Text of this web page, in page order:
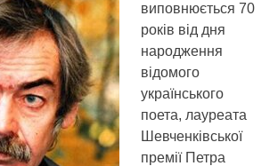
виповнюється 70
років від дня
народження
відомого
українського
поета, лауреата
Шевченківської
премії Петра